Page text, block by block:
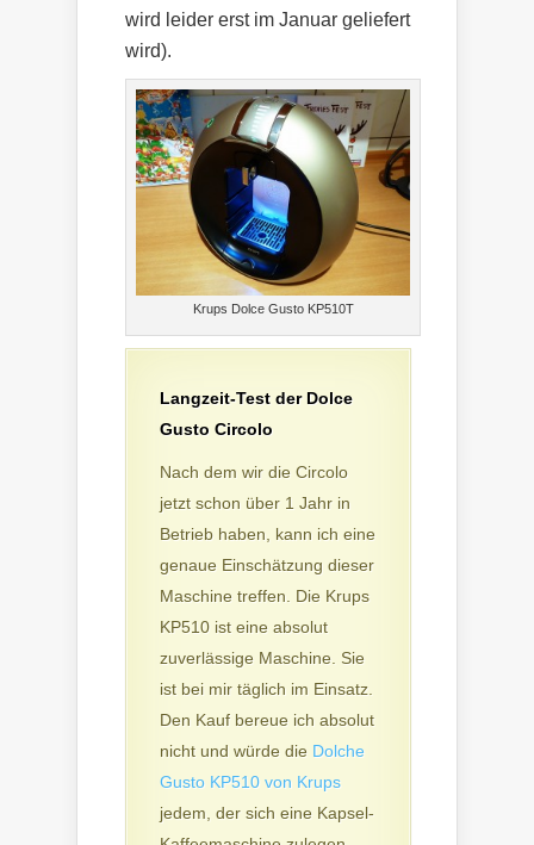
wird leider erst im Januar geliefert
wird).
Krups Dolce Gusto KP510T
Langzeit-Test der Dolce
Gusto Circolo
Nach dem wir die Circolo
jetzt schon über 1 Jahr in
Betrieb haben, kann ich eine
genaue Einschätzung dieser
Maschine treffen. Die Krups
KP510 ist eine absolut
zuverlässige Maschine. Sie
ist bei mir täglich im Einsatz.
Den Kauf bereue ich absolut
nicht und würde die Dolche
Gusto KP510 von Krups
jedem, der sich eine Kapsel-